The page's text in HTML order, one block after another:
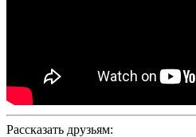
Рассказать друзьям: